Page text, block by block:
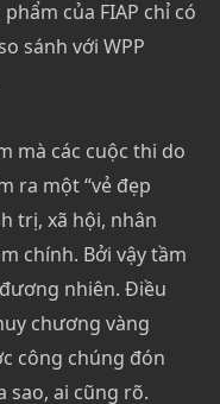
của FIAP chỉ có
sánh với WPP
mà các cuộc thi do
ra một “vẻ đẹp
trị, xã hội, nhân
chính. Bởi vậy tầm
nhiên. Điều
chương vàng
công chúng đón
sao, ai cũng rõ.